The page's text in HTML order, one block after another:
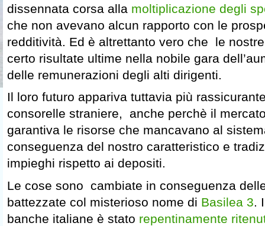
dissennata corsa alla moltiplicazione degli
che non avevano alcun rapporto con le
redditività. Ed è altrettanto vero che le
certo risultate ultime nella nobile gara
delle remunerazioni degli alti dirigenti.
Il loro futuro appariva tuttavia più
consorelle straniere, anche perchè il
garantiva le risorse che mancavano al
conseguenza del nostro caratteristico e
impieghi rispetto ai depositi.
Le cose sono cambiate in conseguenza
battezzate col misterioso nome di Basilea 3
banche italiane è stato repentinamente